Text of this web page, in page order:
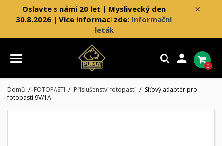
×
Oslavte s námi 20 let | Myslivecký den
30.8.2026 | Více informací zde: Informační
leták

0
Domů FOTOPASTI Příslušenství fotopastí
Síťový adaptér pro
fotopasti 9V/1A